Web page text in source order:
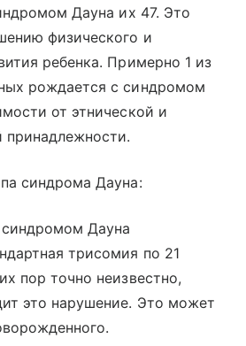
Дауна их 47. Это
физического и
ребенка. Примерно 1 из
рождается с синдромом
от этнической и
принадлежности.
синдрома Дауна:
Дауна
трисомия по 21
пор точно неизвестно,
это нарушение. Это может